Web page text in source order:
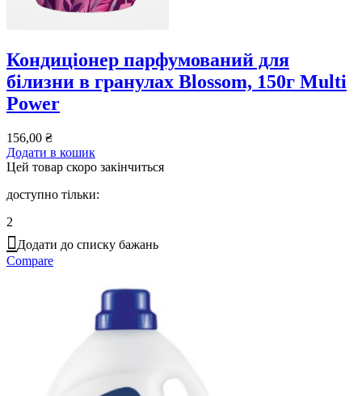
Кондиціонер парфумований для
білизни в гранулах Blossom, 150г Multi
Power
156,00 ₴
Додати в кошик
Цей товар скоро закінчиться
доступно тільки:
2
Додати до списку бажань
Compare